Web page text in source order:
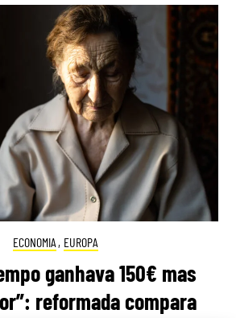
ECONOMIA , EUROPA
ganhava 150€ mas
reformada compara